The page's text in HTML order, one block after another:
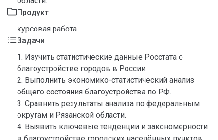
Продукт
курсовая работа
Задачи
1. Изучить статистические данные Росстата о
благоустройстве городов в России.
2. Выполнить экономико-статистический анализ
общего состояния благоустройства по РФ.
3. Сравнить результаты анализа по федеральным
округам и Рязанской области.
4. Выявить ключевые тенденции и закономерности